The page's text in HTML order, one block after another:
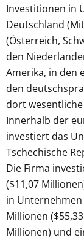
Investitionen in
Deutschland
(Österreich,
den
Amerika, in den
den
dort
Innerhalb der
investiert das
Tschechische
Die Firma
($11,07
in
Millionen
Millionen) und